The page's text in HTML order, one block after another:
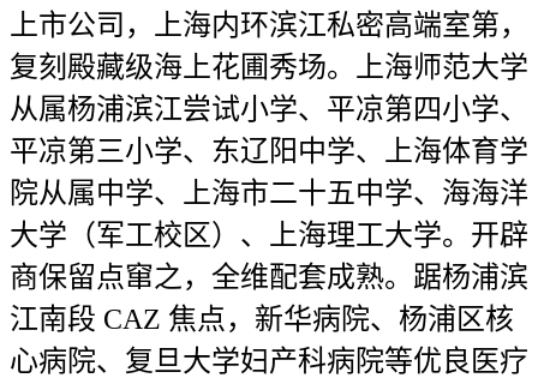
上市公司，上海内环滨江私密高端室第，
复刻殿藏级海上花圃秀场。上海师范大学
从属杨浦滨江尝试小学、平凉第四小学、
平凉第三小学、东辽阳中学、上海体育学
院从属中学、上海市二十五中学、海海洋
大学（军工校区）、上海理工大学。开辟
商保留点窜之，全维配套成熟。踞杨浦滨
江南段 CAZ 焦点，新华病院、杨浦区核
心病院、复旦大学妇产科病院等优良医疗